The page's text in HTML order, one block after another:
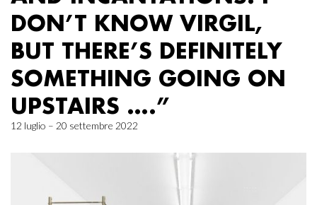
DON’T KNOW VIRGIL,
BUT THERE’S DEFINITELY
SOMETHING GOING ON
UPSTAIRS ….”
12 luglio – 20 settembre 2022